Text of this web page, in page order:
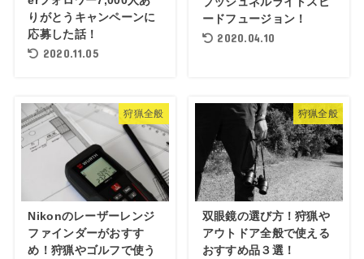
りがとうキャンペーンに
応募した話！
2020.11.05
ードフュージョン！
2020.04.10
狩猟全般
Nikonのレーザーレンジ
ファインダーがおすす
め！狩猟やゴルフで使う
狩猟全般
双眼鏡の選び方！狩猟や
アウトドア全般で使える
おすすめ品３選！